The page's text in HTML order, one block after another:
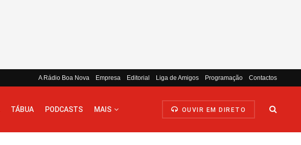
A Rádio Boa Nova Empresa Editorial Liga de Amigos Programação Contactos
TÁBUA PODCASTS MAIS OUVIR EM DIRETO